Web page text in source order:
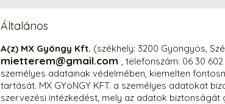
Általános
A(z) MX Gyöngy Kft. (székhely: 3200 Gyöngyös,
mietterem@gmail.com , telefonszám: 06 30
személyes adatainak védelmében, kiemelten
tartását. MX GYöNGY KFT. a személyes adatokat
szervezési intézkedést, mely az adatok biztonságát